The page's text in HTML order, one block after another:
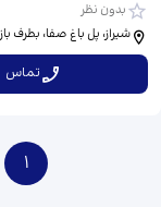
بدون نظر
شیراز، پل باغ صفا، بطرف
تماس
1